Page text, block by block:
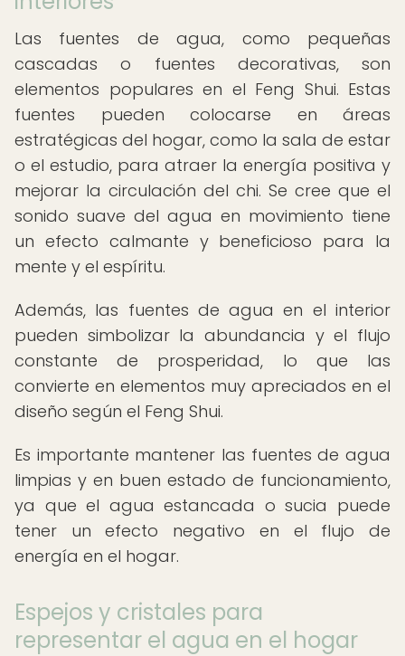
Las fuentes de agua, como pequeñas
cascadas o fuentes decorativas, son
elementos populares en el Feng Shui. Estas
fuentes pueden colocarse en áreas
estratégicas del hogar, como la sala de estar
o el estudio, para atraer la energía positiva y
mejorar la circulación del chi. Se cree que el
sonido suave del agua en movimiento tiene
un efecto calmante y beneficioso para la
mente y el espíritu.
Además, las fuentes de agua en el interior
pueden simbolizar la abundancia y el flujo
constante de prosperidad, lo que las
convierte en elementos muy apreciados en el
diseño según el Feng Shui.
Es importante mantener las fuentes de agua
limpias y en buen estado de funcionamiento,
ya que el agua estancada o sucia puede
tener un efecto negativo en el flujo de
energía en el hogar.
Espejos y cristales para
representar el agua en el hogar